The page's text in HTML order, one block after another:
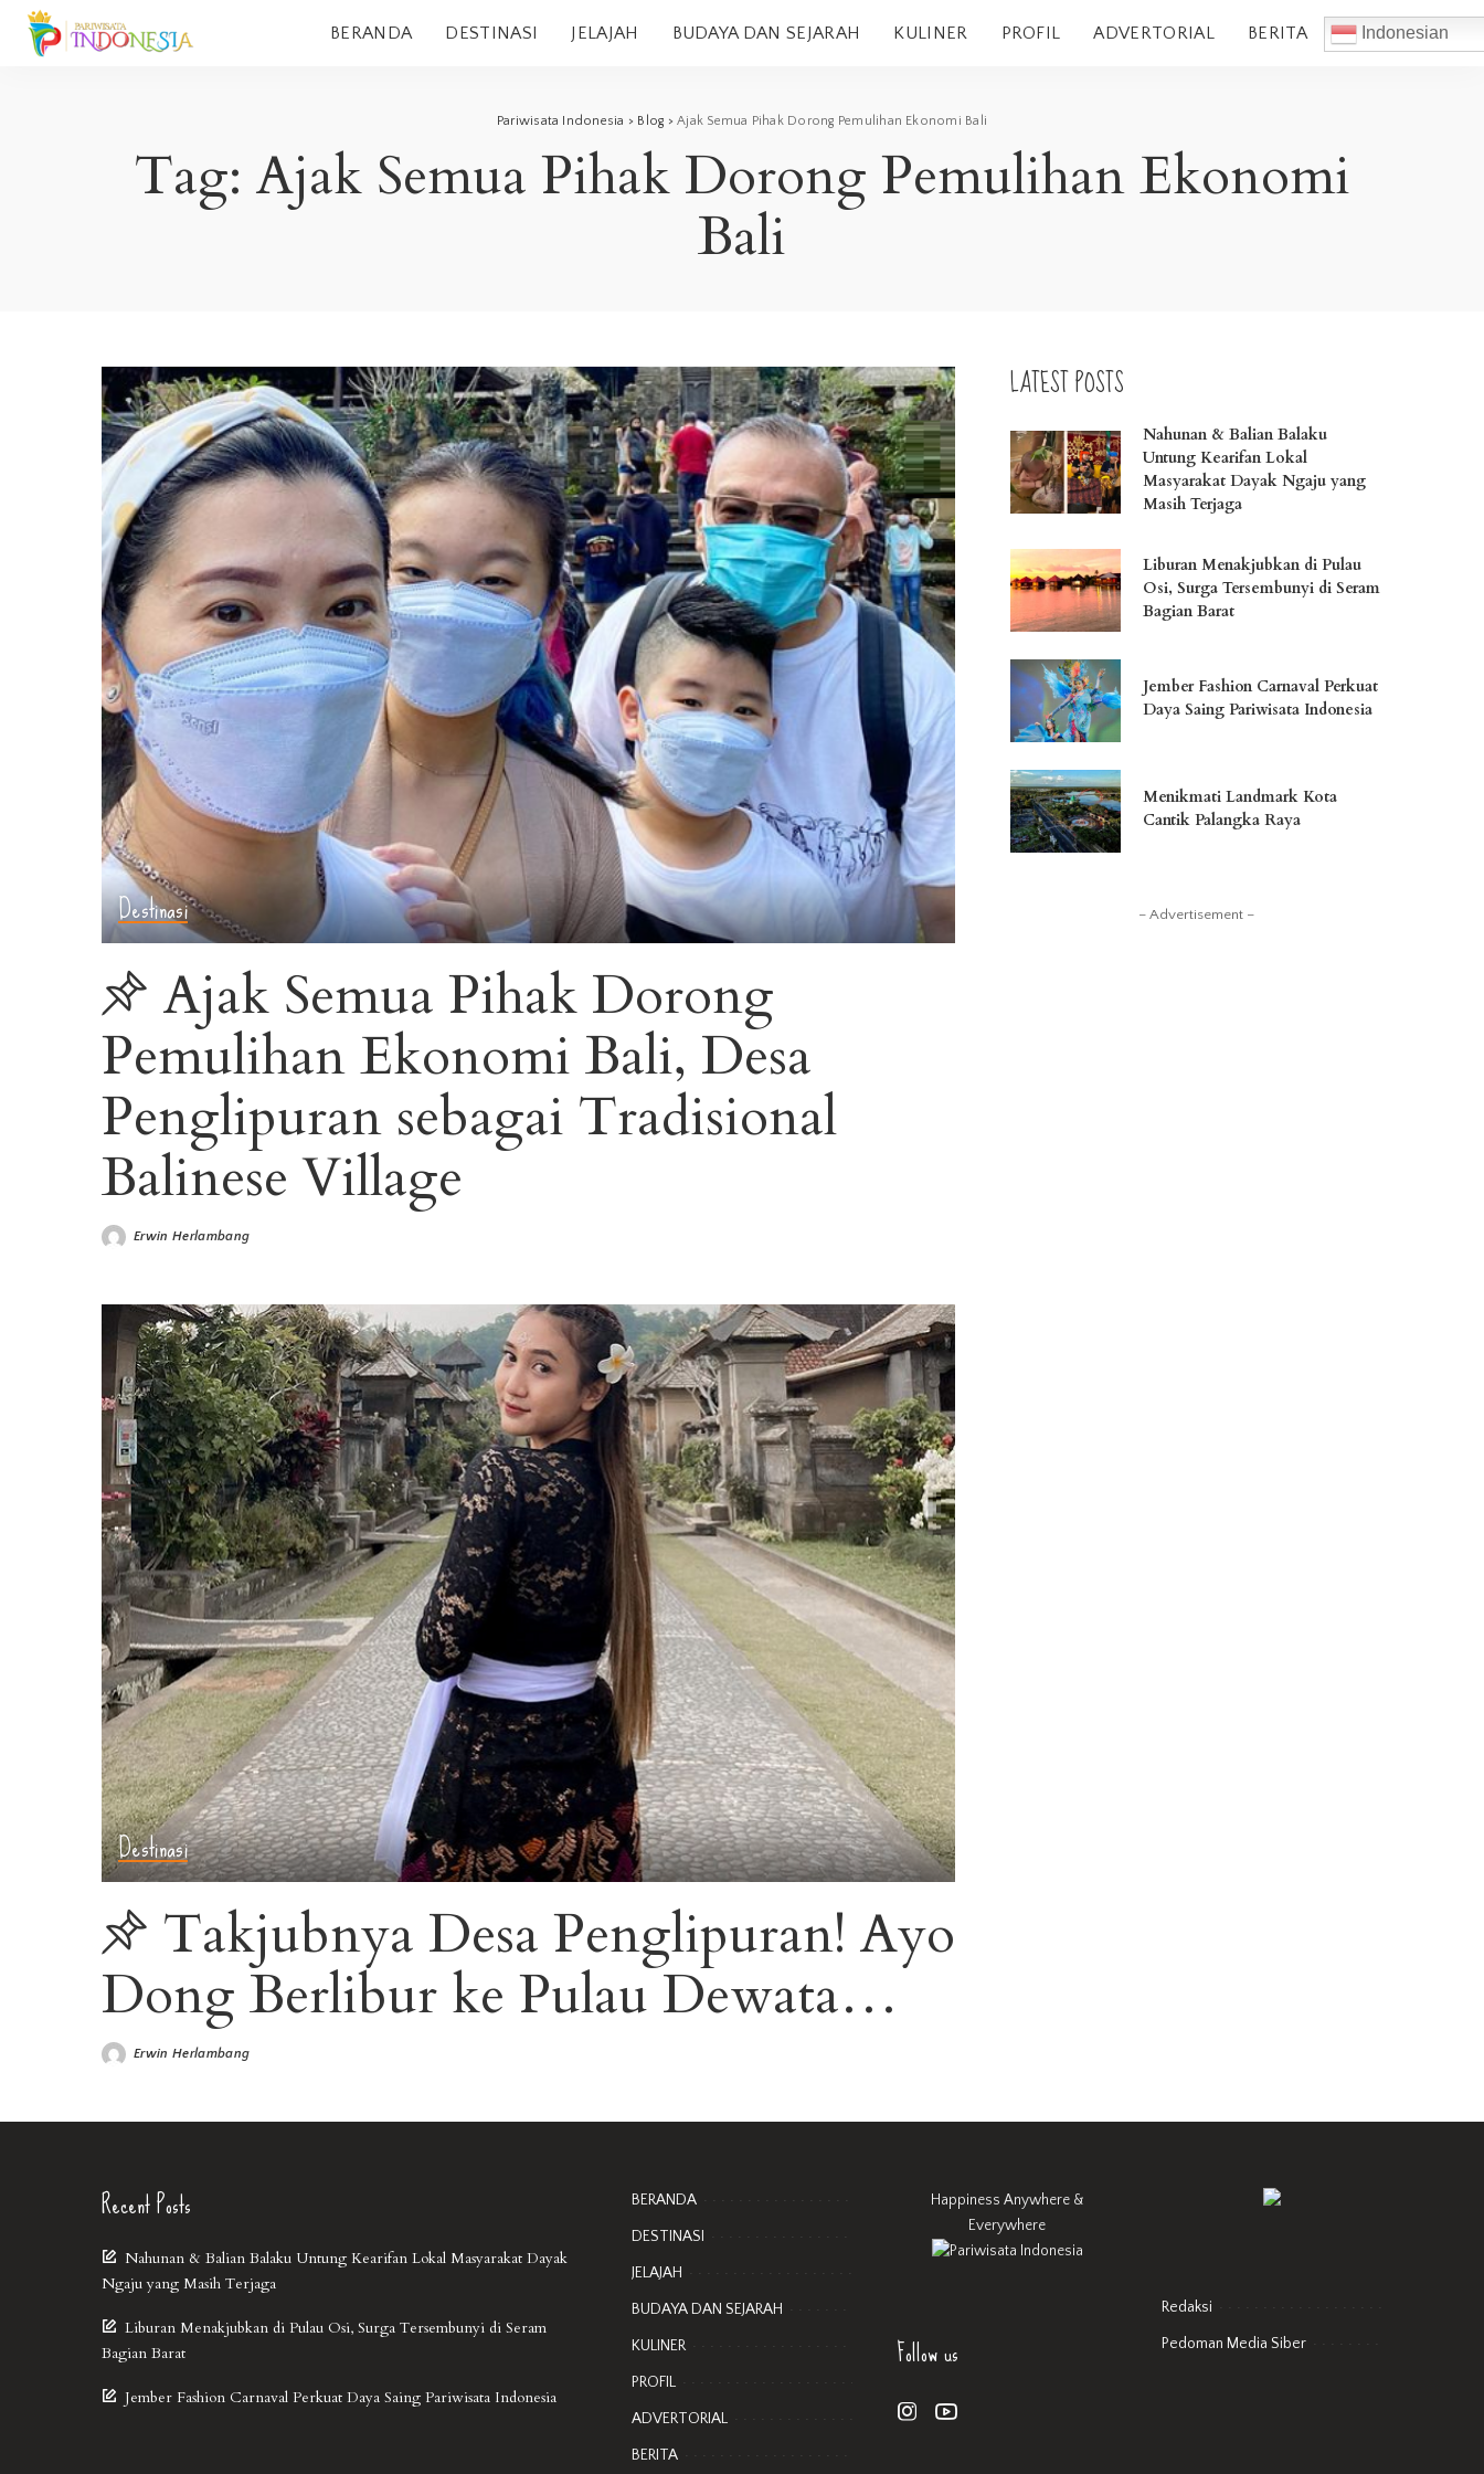
BERANDA DESTINASI JELAJAH BUDAYA DAN SEJARAH KULINER PROFIL ADVERTORIAL BERITA Indonesian
Pariwisata Indonesia > Blog >Ajak Semua Pihak Dorong Pemulihan Ekonomi Bali
Tag: Ajak Semua Pihak Dorong Pemulihan Ekonomi
Bali
Destinasi
Ajak Semua Pihak Dorong
Pemulihan Ekonomi Bali, Desa
Penglipuran sebagai Tradisional
Balinese Village
Erwin Herlambang
Destinasi
Takjubnya Desa Penglipuran! Ayo
Dong Berlibur ke Pulau Dewata…
Erwin Herlambang
LATEST POSTS
Nahunan & Balian Balaku
Untung Kearifan Lokal
Masyarakat Dayak Ngaju yang
Masih Terjaga
Liburan Menakjubkan di Pulau
Osi, Surga Tersembunyi di Seram
Bagian Barat
Jember Fashion Carnaval Perkuat
Daya Saing Pariwisata Indonesia
Menikmati Landmark Kota
Cantik Palangka Raya
– Advertisement –
Recent Posts
Nahunan & Balian Balaku Untung Kearifan Lokal Masyarakat Dayak
Ngaju yang Masih Terjaga
Liburan Menakjubkan di Pulau Osi, Surga Tersembunyi di Seram
Bagian Barat
Jember Fashion Carnaval Perkuat Daya Saing Pariwisata Indonesia
BERANDA
DESTINASI
JELAJAH
BUDAYA DAN SEJARAH
KULINER
PROFIL
ADVERTORIAL
BERITA
Happiness Anywhere &
Everywhere
Follow us
Redaksi
Pedoman Media Siber